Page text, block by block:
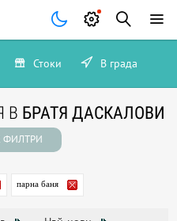
Стоки В града
В БРАТЯ ДАСКАЛОВИ
ФИЛТРИ
парна баня